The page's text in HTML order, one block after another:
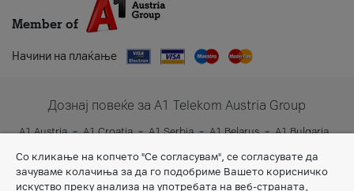
Member of
Начини на плаќање
Дознај повеќе за A1 Telekom Austria Group
A1 Austria A1 Croatia A1 Serbia A1 Belarus
A1 Bulgaria
Со кликање на копчето "Се согласувам", се согласувате да
зачуваме колачиња за да го подобриме Вашето корисничко
искуство преку анализа на употребата на веб-страната,